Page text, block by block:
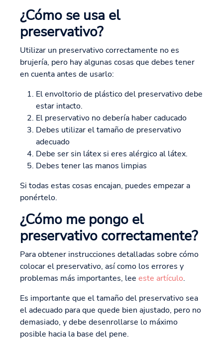
¿Cómo se usa el
preservativo?
Utilizar un preservativo correctamente no es
brujería, pero hay algunas cosas que debes tener
en cuenta antes de usarlo:
El envoltorio de plástico del preservativo debe
estar intacto.
El preservativo no debería haber caducado
Debes utilizar el tamaño de preservativo
adecuado
Debe ser sin látex si eres alérgico al látex.
Debes tener las manos limpias
Si todas estas cosas encajan, puedes empezar a
ponértelo.
¿Cómo me pongo el
preservativo correctamente?
Para obtener instrucciones detalladas sobre cómo
colocar el preservativo, así como los errores y
problemas más importantes, lee este artículo.
Es importante que el tamaño del preservativo sea
el adecuado para que quede bien ajustado, pero no
demasiado, y debe desenrollarse lo máximo
posible hacia la base del pene.